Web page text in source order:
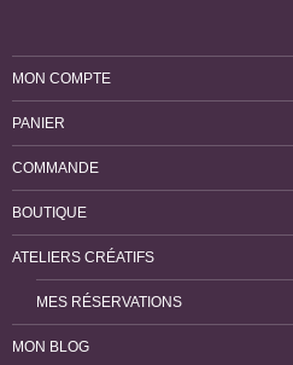
MON COMPTE
PANIER
COMMANDE
BOUTIQUE
ATELIERS CRÉATIFS
MES RÉSERVATIONS
MON BLOG